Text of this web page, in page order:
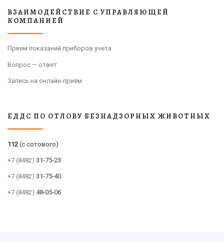
ВЗАИМОДЕЙСТВИЕ С УПРАВЛЯЮЩЕЙ
КОМПАНИЕЙ
Прием показаний приборов учета
Вопрос — ответ
Запись на онлайн-приём
ЕДДС ПО ОТЛОВУ БЕЗНАДЗОРНЫХ ЖИВОТНЫХ
112 (с сотового)
+7 (8482) 31-75-23
+7 (8482) 31-75-40
+7 (8482) 48-05-06